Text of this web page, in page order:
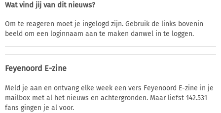
Wat vind jij van dit nieuws?
Om te reageren moet je ingelogd zijn. Gebruik de links bovenin
beeld om een loginnaam aan te maken danwel in te loggen.
Feyenoord E-zine
Meld je aan en ontvang elke week een vers Feyenoord E-zine in je
mailbox met al het nieuws en achtergronden. Maar liefst 142.531
fans gingen je al voor.